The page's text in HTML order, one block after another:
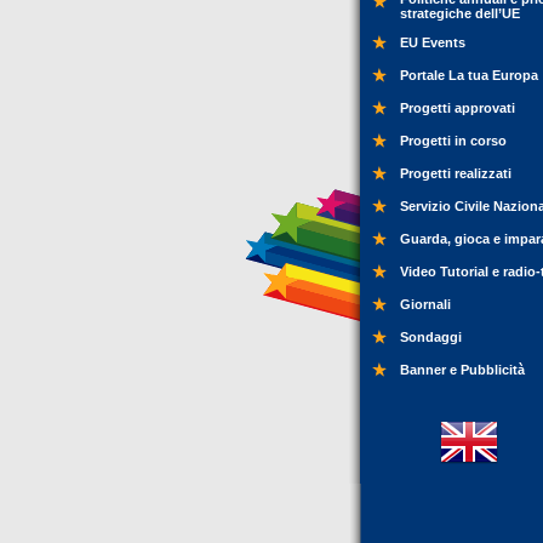
strategiche dell’UE
EU Events
Portale La tua Europa
Progetti approvati
Progetti in corso
Progetti realizzati
Servizio Civile
Guarda, gioca e
Video Tutorial e
Giornali
Sondaggi
Banner e Pubblicità